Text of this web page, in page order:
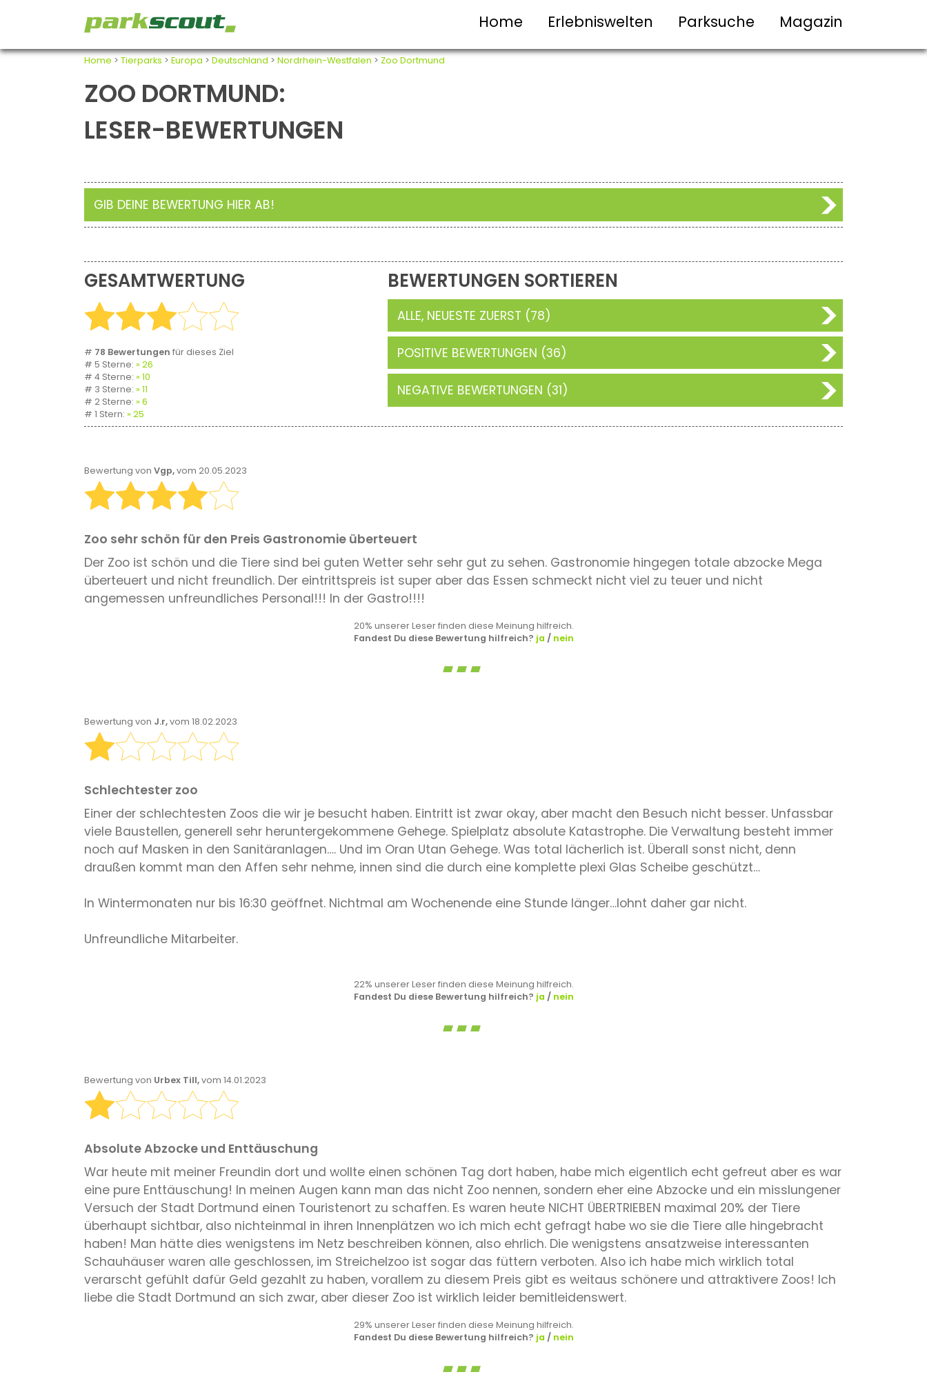
Home Erlebniswelten Parksuche Magazin
Home > Tierparks > Europa > Deutschland > Nordrhein-Westfalen > Zoo Dortmund
ZOO DORTMUND:
LESER-BEWERTUNGEN
GIB DEINE BEWERTUNG HIER AB!
GESAMTWERTUNG
# 78 Bewertungen für dieses Ziel
# 5 Sterne:
26
# 4 Sterne:
10
# 3 Sterne:
11
# 2 Sterne:
6
# 1 Stern:
25
BEWERTUNGEN SORTIEREN
ALLE, NEUESTE ZUERST (78)
POSITIVE BEWERTUNGEN (36)
NEGATIVE BEWERTUNGEN (31)
Bewertung von Vgp,vom 20.05.2023
Zoo sehr schön für den Preis Gastronomie überteuert
Der Zoo ist schön und die Tiere sind bei guten Wetter sehr sehr gut zu sehen. Gastronomie hingegen totale abzocke Mega
überteuert und nicht freundlich. Der eintrittspreis ist super aber das Essen schmeckt nicht viel zu teuer und nicht
angemessen unfreundliches Personal!!! In der Gastro!!!!
20% unserer Leser finden diese Meinung hilfreich.
Fandest Du diese Bewertung hilfreich? ja / nein
Bewertung von J.r,vom 18.02.2023
Schlechtester zoo
Einer der schlechtesten Zoos die wir je besucht haben. Eintritt ist zwar okay, aber macht den Besuch nicht besser. Unfassbar
viele Baustellen, generell sehr heruntergekommene Gehege. Spielplatz absolute Katastrophe. Die Verwaltung besteht immer
noch auf Masken in den Sanitäranlagen…. Und im Oran Utan Gehege. Was total lächerlich ist. Überall sonst nicht, denn
draußen kommt man den Affen sehr nehme, innen sind die durch eine komplette plexi Glas Scheibe geschützt…
In Wintermonaten nur bis 16:30 geöffnet. Nichtmal am Wochenende eine Stunde länger…lohnt daher gar nicht.
Unfreundliche Mitarbeiter.
22% unserer Leser finden diese Meinung hilfreich.
Fandest Du diese Bewertung hilfreich? ja / nein
Bewertung von Urbex Till,vom 14.01.2023
Absolute Abzocke und Enttäuschung
War heute mit meiner Freundin dort und wollte einen schönen Tag dort haben, habe mich eigentlich echt gefreut aber es war
eine pure Enttäuschung! In meinen Augen kann man das nicht Zoo nennen, sondern eher eine Abzocke und ein misslungener
Versuch der Stadt Dortmund einen Touristenort zu schaffen. Es waren heute NICHT ÜBERTRIEBEN maximal 20% der Tiere
überhaupt sichtbar, also nichteinmal in ihren Innenplätzen wo ich mich echt gefragt habe wo sie die Tiere alle hingebracht
haben! Man hätte dies wenigstens im Netz beschreiben können, also ehrlich. Die wenigstens ansatzweise interessanten
Schauhäuser waren alle geschlossen, im Streichelzoo ist sogar das füttern verboten. Also ich habe mich wirklich total
verarscht gefühlt dafür Geld gezahlt zu haben, vorallem zu diesem Preis gibt es weitaus schönere und attraktivere Zoos! Ich
liebe die Stadt Dortmund an sich zwar, aber dieser Zoo ist wirklich leider bemitleidenswert.
29% unserer Leser finden diese Meinung hilfreich.
Fandest Du diese Bewertung hilfreich? ja / nein